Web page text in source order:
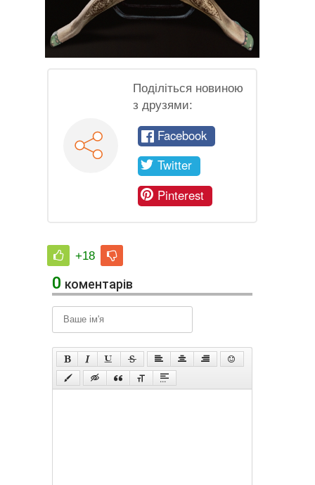
Поділіться новиною
з друзями:
Facebook
Twitter
Pinterest
+18
0 коментарів